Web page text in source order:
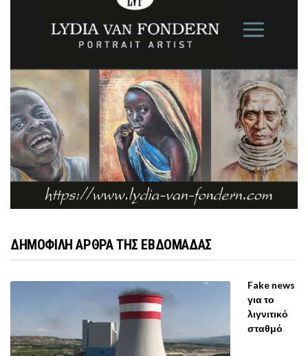
ΔΗΜΟΦΙΛΗ ΑΡΘΡΑ ΤΗΣ ΕΒΔΟΜΑΔΑΣ
Fake news
για το
λιγνιτικό
σταθμό